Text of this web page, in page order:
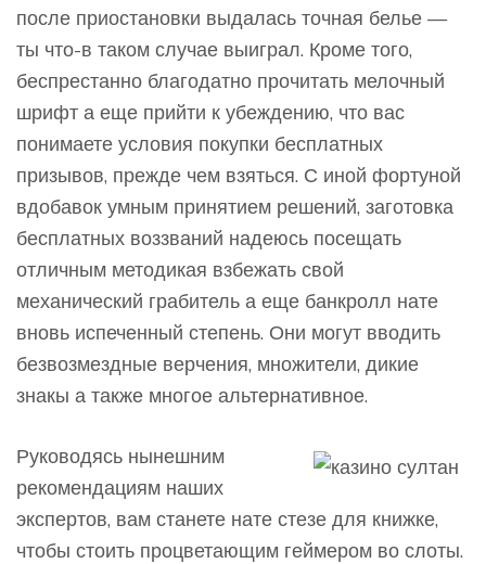
после приостановки выдалась точная белье —
ты что-в таком случае выиграл. Кроме того,
беспрестанно благодатно прочитать мелочный
шрифт а еще прийти к убеждению, что вас
понимаете условия покупки бесплатных
призывов, прежде чем взяться. С иной фортуной
вдобавок умным принятием решений, заготовка
бесплатных воззваний надеюсь посещать
отличным методикая взбежать свой
механический грабитель а еще банкролл нате
вновь испеченный степень. Они могут вводить
безвозмездные верчения, множители, дикие
знакы а также многое альтернативное.
Руководясь нынешним
рекомендациям наших
экспертов, вам станете нате стезе для книжке,
чтобы стоить процветающим геймером во слоты.